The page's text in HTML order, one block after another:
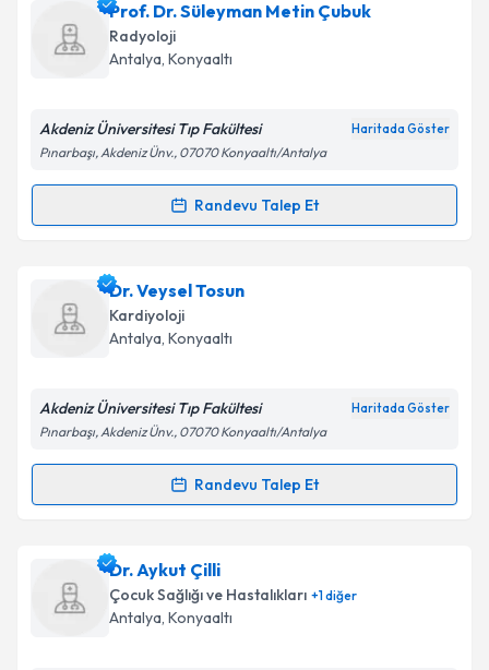
Prof. Dr. Hilmi Uysaliçin randevu takvimi talebi
oluşturun. Size bu uzmandan randevu almanız için bir
takvim hazırlandığında e-posta ile bilgilendireceğiz.
Kişisel verilerimin işlenmesine ilişkin
Metni'ni okudum ve kişisel verilerimin belirtilen
Takvim Talebini Gönder
Prof. Dr. Süleyman Metin Çubuk
Radyoloji
Antalya, Konyaaltı
Akdeniz Üniversitesi Tıp Fakültesi Haritada Göster
Pınarbaşı, Akdeniz Ünv., 07070 Konyaaltı/Antalya
Randevu Talep Et
Randevu Takvimi Talebi
Prof. Dr. Süleyman Metin Çubuk
takvimi talebi oluşturun. Size bu uzmandan randevu
almanız için bir takvim hazırlandığında e-posta ile
bilgilendireceğiz.
E-posta Adresiniz
Kişisel verilerimin işlenmesine ilişkinAydınlatma
kapsamda işlenmesini kabul ediyorum.
Takvim Talebini Gönder
Dr. Veysel Tosun
Kardiyoloji
Antalya, Konyaaltı
Akdeniz Üniversitesi Tıp Fakültesi Haritada Göster
Pınarbaşı, Akdeniz Ünv., 07070 Konyaaltı/Antalya
Randevu Talep Et
Randevu Takvimi Talebi
Dr. Veysel Tosuniçin randevu takvimi talebi
oluşturun. Size bu uzmandan randevu almanız için bir
takvim hazırlandığında e-posta ile bilgilendireceğiz.
Dr. Aykut Çilli
Çocuk Sağlığı ve Hastalıkları +1diğer
Antalya, Konyaaltı